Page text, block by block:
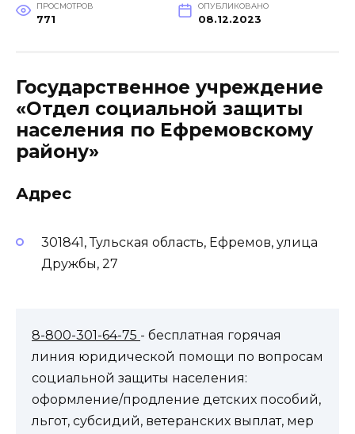
ПРОСМОТРОВ
771
ОПУБЛИКОВАНО
08.12.2023
Государственное учреждение
«Отдел социальной защиты
населения по Ефремовскому
району»
Адрес
301841, Тульская область, Ефремов, улица
Дружбы, 27
8-800-301-64-75 - бесплатная горячая
линия юридической помощи по вопросам
социальной защиты населения:
оформление/продление детских пособий,
льгот, субсидий, ветеранских выплат, мер